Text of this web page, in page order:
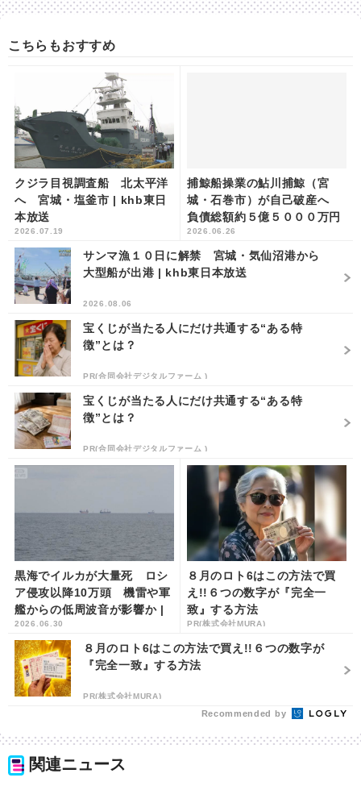
こちらもおすすめ
クジラ目視調査船 北太平洋
へ 宮城・塩釜市 | khb東日
本放送
2026.07.19
捕鯨船操業の鮎川捕鯨（宮
城・石巻市）が自己破産へ
負債総額約５億５０００万円
| khb東日本放送
2026.06.26
サンマ漁１０日に解禁 宮城・気仙沼港から
大型船が出港 | khb東日本放送
2026.08.06
宝くじが当たる人にだけ共通する“ある特
徴”とは？
PR(合同会社デジタルファーム )
宝くじが当たる人にだけ共通する“ある特
徴”とは？
PR(合同会社デジタルファーム )
黒海でイルカが大量死 ロシ
ア侵攻以降10万頭 機雷や軍
艦からの低周波音が影響か |
khb東日本放送
2026.06.30
８月のロト6はこの方法で買
え!!６つの数字が『完全一
致』する方法
PR(株式会社MURA)
８月のロト6はこの方法で買え!!６つの数字が
『完全一致』する方法
PR(株式会社MURA)
Recommended by
関連ニュース